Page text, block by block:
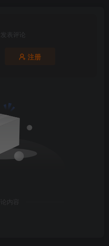
表评论
注册
内容